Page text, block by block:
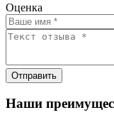
Оценка
Отправить
Наши